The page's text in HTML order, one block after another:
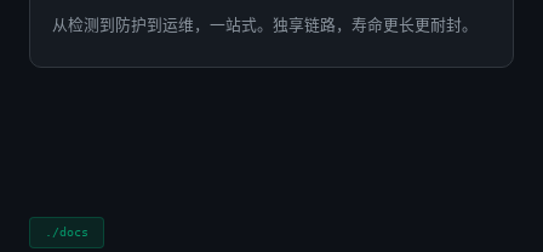
从检测到防护到运维，一站式。独享链路，寿命更长更耐封。
./docs